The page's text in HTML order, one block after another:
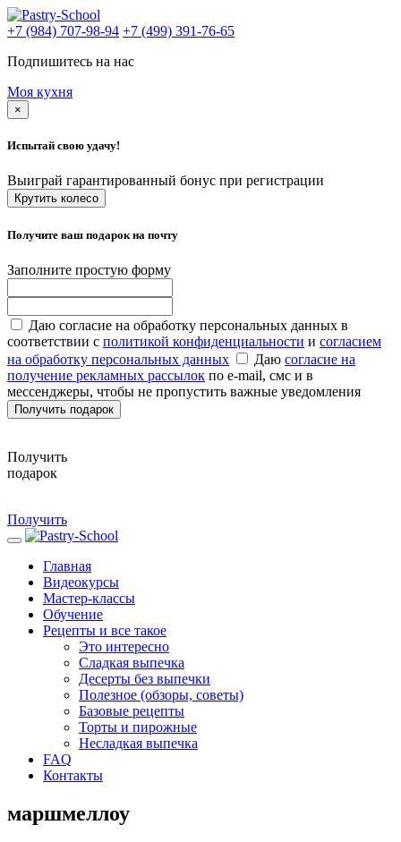
+7 (984) 707-98-94 +7 (499) 391-76-65
Подпишитесь на нас
Моя кухня
×
Испытай свою удачу!
Выиграй гарантированный бонус при регистрации
Крутить колесо
Получите ваш подарок на почту
Заполните простую форму
Даю согласие на обработку персональных данных в
соответствии с политикой конфиденциальности и согласием
на обработку персональных данных
Даю согласие на
получение рекламных рассылок по e-mail, смс и в
мессенджеры, чтобы не пропустить важные уведомления
Получить подарок
Получить
подарок
Получить
Главная
Видеокурсы
Мастер-классы
Обучение
Рецепты и все такое
Это интересно
Сладкая выпечка
Десерты без выпечки
Полезное (обзоры, советы)
Базовые рецепты
Торты и пирожные
Несладкая выпечка
FAQ
Контакты
маршмеллоу